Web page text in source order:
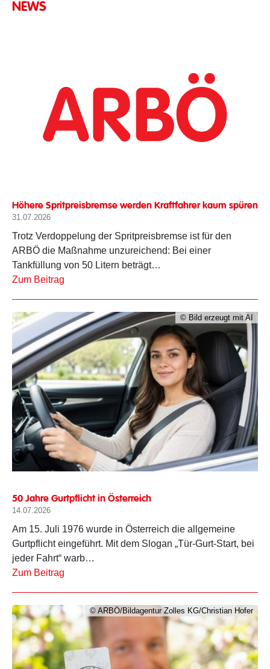
NEWS
Höhere Spritpreisbremse werden Kraftfahrer kaum spüren
31.07.2026
Trotz Verdoppelung der Spritpreisbremse ist für den
ARBÖ die Maßnahme unzureichend: Bei einer
Tankfüllung von 50 Litern beträgt…
Zum Beitrag
© Bild erzeugt mit AI
50 Jahre Gurtpflicht in Österreich
14.07.2026
Am 15. Juli 1976 wurde in Österreich die allgemeine
Gurtpflicht eingeführt. Mit dem Slogan „Tür-Gurt-Start, bei
jeder Fahrt“ warb…
Zum Beitrag
© ARBÖ/Bildagentur Zolles KG/Christian Hofer